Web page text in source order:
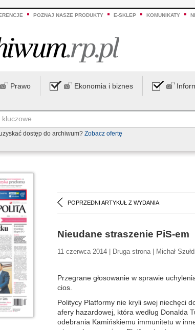
POZNAJ NASZE PRODUKTY E-SKLEP KOMUNIKATY
Prawo Ekonomia i biznes
dostęp do archiwum? Zobacz ofertę
POPRZEDNI ARTYKUŁ Z WYDANIA
Nieudane straszenie PiS-em
11 czerwca 2014 | Druga strona | Michał
Przegrane głosowanie w sprawie
cios.
Politycy Platformy nie kryli swej niechęci
afery hazardowej, która według Donalda
odebrania Kamińskiemu immunitetu w